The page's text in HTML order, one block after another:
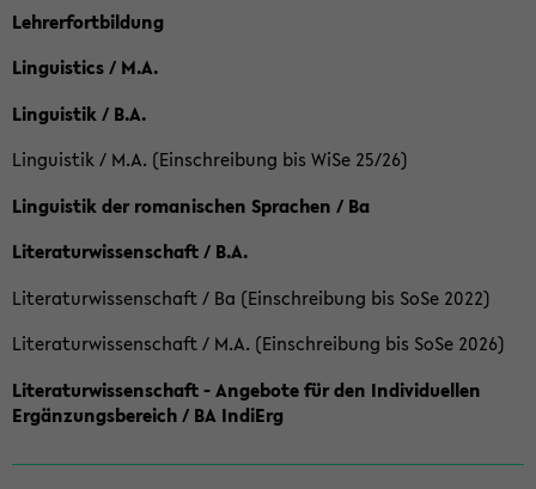
Lehrerfortbildung
Linguistics / M.A.
Linguistik / B.A.
Linguistik / M.A. (Einschreibung bis WiSe 25/26)
Linguistik der romanischen Sprachen / Ba
Literaturwissenschaft / B.A.
Literaturwissenschaft / Ba (Einschreibung bis SoSe 2022)
Literaturwissenschaft / M.A. (Einschreibung bis SoSe 2026)
Literaturwissenschaft - Angebote für den Individuellen
Ergänzungsbereich / BA IndiErg